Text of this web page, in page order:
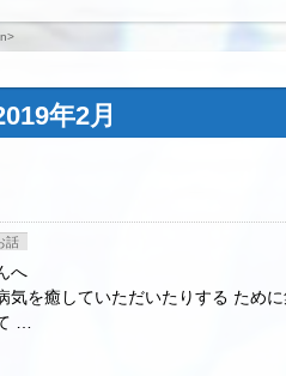
年2月
話
愛するみなさんへ
気を癒していただいたりする ため
…